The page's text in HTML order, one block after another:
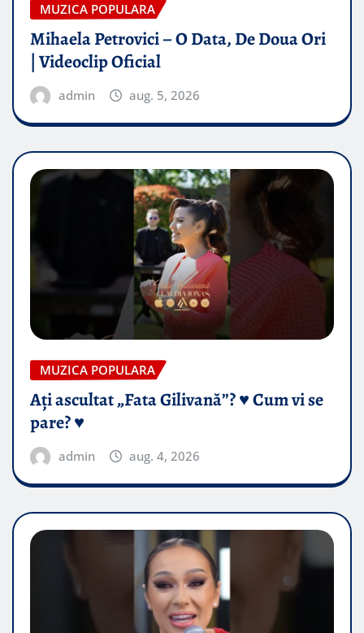
MUZICA POPULARA
Mihaela Petrovici – O Data, De Doua Ori
| Videoclip Oficial
admin aug. 5, 2026
MUZICA POPULARA
Ați ascultat „Fata Gilivană”? ♥️ Cum vi se
pare? ♥️
admin aug. 4, 2026